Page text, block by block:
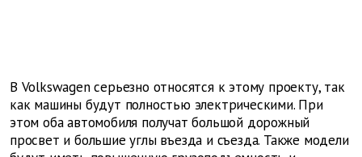
В Volkswagen серьезно относятся к этому проекту, так
как машины будут полностью электрическими. При
этом оба автомобиля получат большой дорожный
просвет и большие углы въезда и съезда. Также модели